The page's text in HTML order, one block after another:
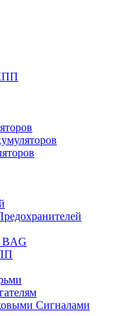
BAG
Сигналами